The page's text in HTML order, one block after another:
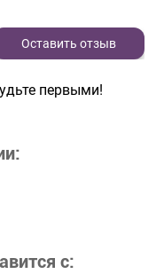
Оставить отзыв
первыми!
с: